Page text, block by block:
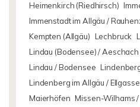
Heimenkirch (Riedhirsch)
Immenstadt im Allgäu /
Kempten (Allgäu) Lechbruck
Lindau (Bodensee) / Aeschach
Lindau / Bodensee
Lindenberg im Allgäu /
Maierhöfen Missen-Wilhams